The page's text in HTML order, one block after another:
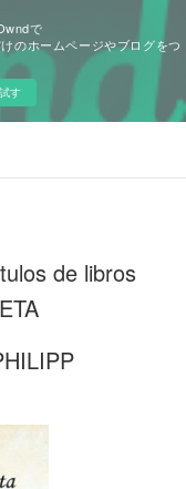
で
のホームページやブログをつ
す
de libros